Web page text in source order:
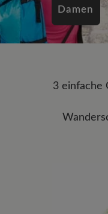
Damen
3 einfache